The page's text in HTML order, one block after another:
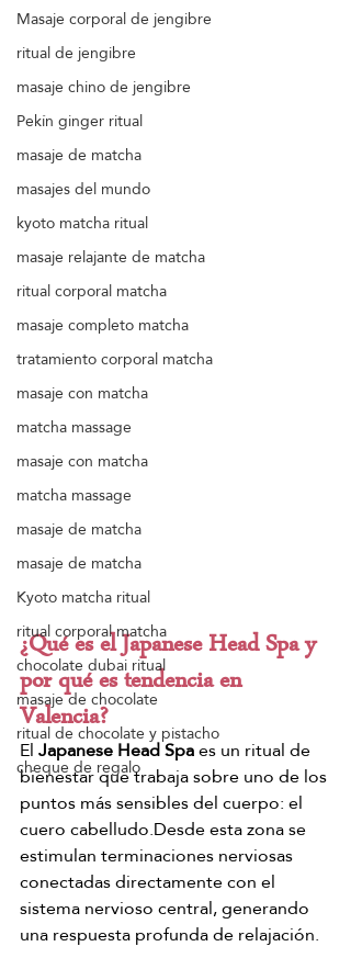
Masaje corporal de jengibre
ritual de jengibre
masaje chino de jengibre
Pekín ginger ritual
masaje de matcha
masajes del mundo
kyoto matcha ritual
masaje relajante de matcha
ritual corporal matcha
masaje completo matcha
tratamiento corporal matcha
masaje con matcha
matcha massage
masaje con matcha
matcha massage
masaje de matcha
masaje de matcha
Kyoto matcha ritual
ritual corporal matcha
chocolate dubai ritual
masaje de chocolate
ritual de chocolate y pistacho
cheque de regalo
¿Qué es el Japanese Head Spa y
por qué es tendencia en
Valencia?
El Japanese Head Spa es un ritual de
bienestar que trabaja sobre uno de los
puntos más sensibles del cuerpo: el
cuero cabelludo.Desde esta zona se
estimulan terminaciones nerviosas
conectadas directamente con el
sistema nervioso central, generando
una respuesta profunda de relajación.